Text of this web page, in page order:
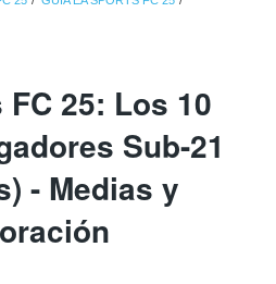
25: Los 10
Sub-21
- Medias y